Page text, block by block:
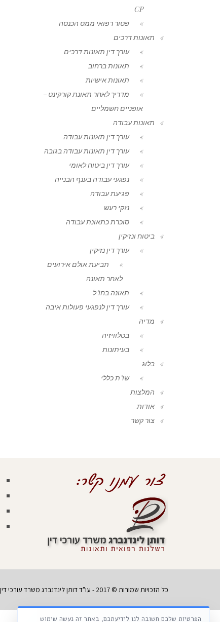
CP
פטור רפואי ממס הכנסה
תאונות דרכים
עורך דין תאונות דרכים
תאונות ברחוב
תאונות אישיות
מדריך לאחר תאונת קורקינט –
אופניים חשמליים
תאונות עבודה
עורך דין תאונות עבודה
עורך דין תאונות עבודה בגובה
עורך דין ביטוח לאומי
נפגעי עבודה בענף הבנייה
פגיעת עבודה
נזקי רעש
סוכרת כתאונת עבודה
ביטוח ונזיקין
עורך דין נזיקין
תביעת אולם אירועים
לאחר תאונה
תאונה בחו"ל
עורך דין לנפגעי פעולות איבה
מדיה
בטלוויזיה
בעיתונות
בלוג
שו"ת כללי
המלצות
אודות
צור קשר
כל הזכויות שמורות © 2017 - עו"ד דותן לינדנברג משרד עורכי דין
הפרטיות שלכם חשובה לנו לידיעתכם, באתר זה נעשה שימוש